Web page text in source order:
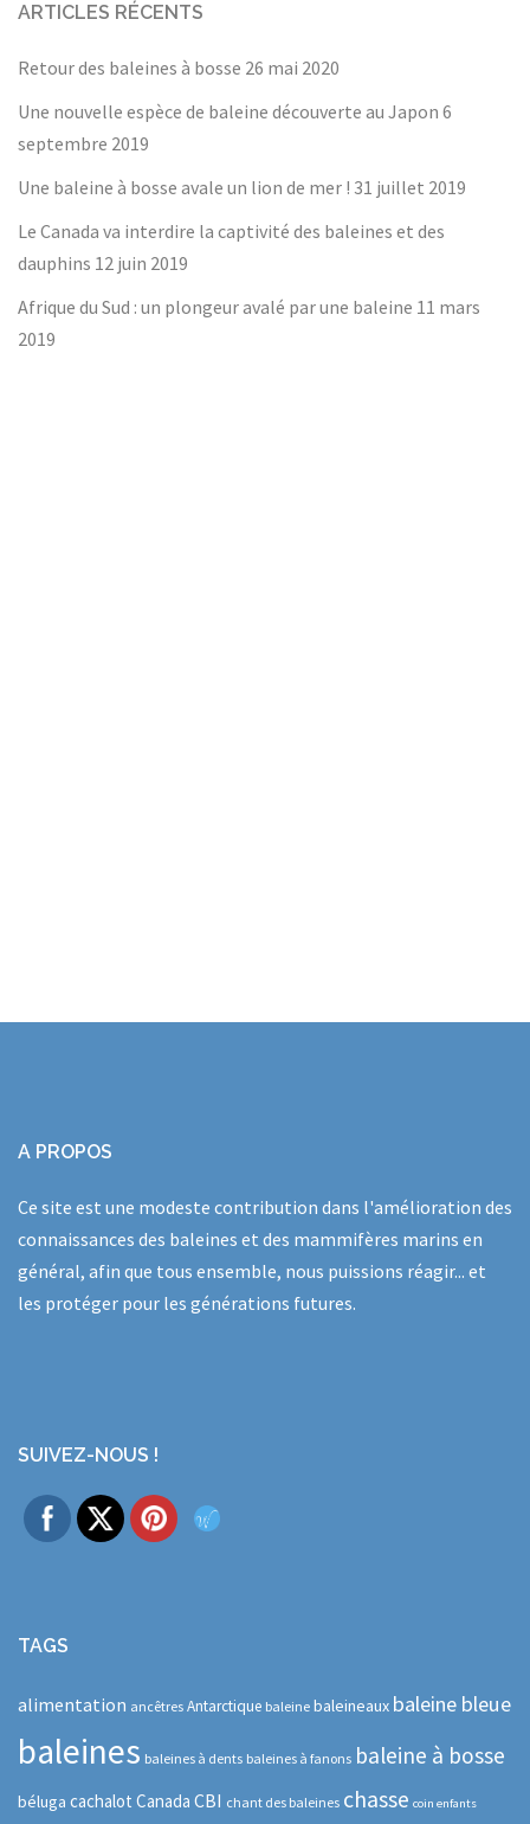
ARTICLES RÉCENTS
Retour des baleines à bosse 26 mai 2020
Une nouvelle espèce de baleine découverte au Japon 6
septembre 2019
Une baleine à bosse avale un lion de mer ! 31 juillet 2019
Le Canada va interdire la captivité des baleines et des
dauphins 12 juin 2019
Afrique du Sud : un plongeur avalé par une baleine 11 mars
2019
A PROPOS
Ce site est une modeste contribution dans l'amélioration des
connaissances des baleines et des mammifères marins en
général, afin que tous ensemble, nous puissions réagir... et
les protéger pour les générations futures.
SUIVEZ-NOUS !
TAGS
alimentation ancêtres Antarctique baleine baleineaux baleine bleue
baleines baleines à dents baleines à fanons baleine à bosse
béluga cachalot Canada CBI chant des baleines chasse coin enfants